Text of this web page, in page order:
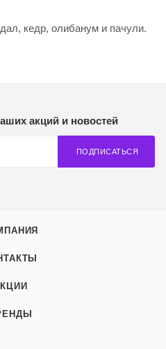
кедр, олибанум и пачули.
акций и новостей
ПОДПИСАТЬСЯ